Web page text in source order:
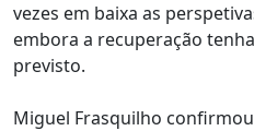
vezes em baixa as
embora a recuperação
previsto.
Miguel Frasquilho